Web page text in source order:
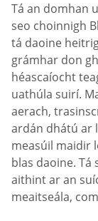
Tá an domhan
seo choinnigh
tá daoine
grámhar don
héascaíocht
uathúla suirí.
aerach,
ardán dhátú ar
measúil maidir
blas daoine. Tá
aithint ar an
meaitseála,